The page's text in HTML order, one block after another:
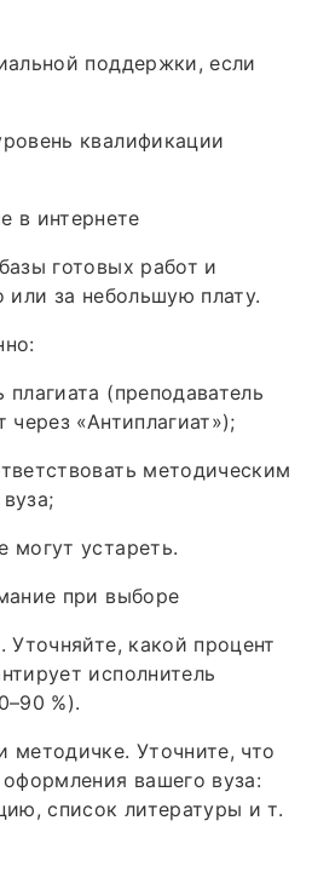
поддержки, если
квалификации
в интернете
готовых работ и
или за небольшую плату.
(преподаватель
через «Антиплагиат»);
методическим
могут устареть.
при выборе
Уточняйте, какой процент
исполнитель
%).
методичке. Уточните, что
вашего вуза:
список литературы и т.